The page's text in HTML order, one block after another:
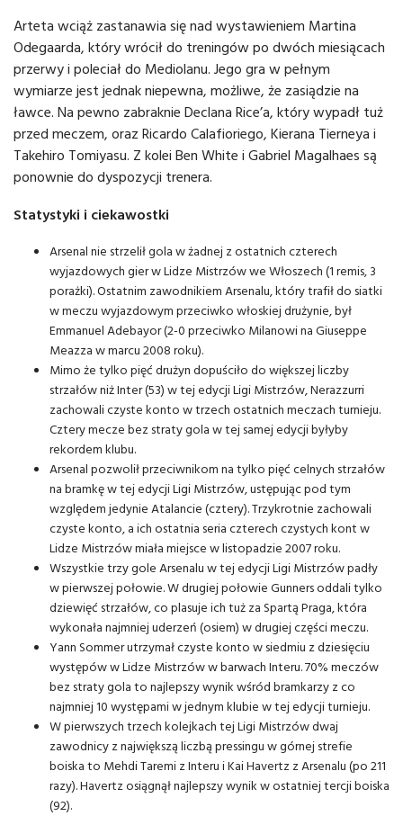
Arteta wciąż zastanawia się nad wystawieniem Martina
Odegaarda, który wrócił do treningów po dwóch miesiącach
przerwy i poleciał do Mediolanu. Jego gra w pełnym
wymiarze jest jednak niepewna, możliwe, że zasiądzie na
ławce. Na pewno zabraknie Declana Rice’a, który wypadł tuż
przed meczem, oraz Ricardo Calafioriego, Kierana Tierneya i
Takehiro Tomiyasu. Z kolei Ben White i Gabriel Magalhaes są
ponownie do dyspozycji trenera.
Statystyki i ciekawostki
Arsenal nie strzelił gola w żadnej z ostatnich czterech
wyjazdowych gier w Lidze Mistrzów we Włoszech (1 remis, 3
porażki). Ostatnim zawodnikiem Arsenalu, który trafił do siatki
w meczu wyjazdowym przeciwko włoskiej drużynie, był
Emmanuel Adebayor (2-0 przeciwko Milanowi na Giuseppe
Meazza w marcu 2008 roku).
Mimo że tylko pięć drużyn dopuściło do większej liczby
strzałów niż Inter (53) w tej edycji Ligi Mistrzów, Nerazzurri
zachowali czyste konto w trzech ostatnich meczach turnieju.
Cztery mecze bez straty gola w tej samej edycji byłyby
rekordem klubu.
Arsenal pozwolił przeciwnikom na tylko pięć celnych strzałów
na bramkę w tej edycji Ligi Mistrzów, ustępując pod tym
względem jedynie Atalancie (cztery). Trzykrotnie zachowali
czyste konto, a ich ostatnia seria czterech czystych kont w
Lidze Mistrzów miała miejsce w listopadzie 2007 roku.
Wszystkie trzy gole Arsenalu w tej edycji Ligi Mistrzów padły
w pierwszej połowie. W drugiej połowie Gunners oddali tylko
dziewięć strzałów, co plasuje ich tuż za Spartą Praga, która
wykonała najmniej uderzeń (osiem) w drugiej części meczu.
Yann Sommer utrzymał czyste konto w siedmiu z dziesięciu
występów w Lidze Mistrzów w barwach Interu. 70% meczów
bez straty gola to najlepszy wynik wśród bramkarzy z co
najmniej 10 występami w jednym klubie w tej edycji turnieju.
W pierwszych trzech kolejkach tej Ligi Mistrzów dwaj
zawodnicy z największą liczbą pressingu w górnej strefie
boiska to Mehdi Taremi z Interu i Kai Havertz z Arsenalu (po 211
razy). Havertz osiągnął najlepszy wynik w ostatniej tercji boiska
(92).